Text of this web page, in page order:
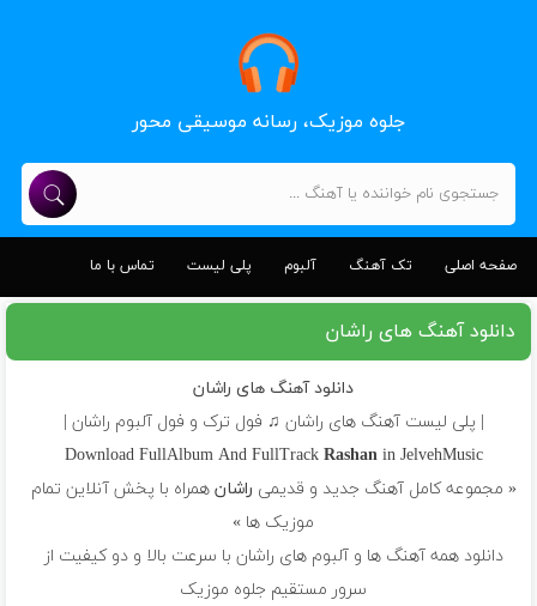
جلوه موزیک، رسانه موسیقی محور
صفحه اصلی تک آهنگ آلبوم پلی لیست تماس با ما
دانلود آهنگ های راشان
دانلود آهنگ های راشان
| پلی لیست آهنگ های راشان ♫ فول ترک و فول آلبوم راشان |
Download FullAlbum And FullTrack Rashan in JelvehMusic
« مجموعه کامل آهنگ جدید و قدیمی راشان همراه با پخش آنلاین تمام
موزیک ها »
دانلود همه آهنگ ها و آلبوم های راشان با سرعت بالا و دو کیفیت از
سرور مستقیم جلوه موزیک